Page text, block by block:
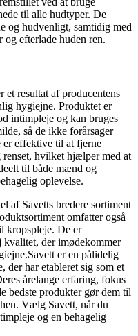
til alle hudtyper. De
og hudvenligt, samtidig med
efterlade huden ren.
et resultat af producentens
hygiejne. Produktet er
intimpleje og kan bruges
så de ikke forårsager
er effektive til at fjerne
renset, hvilket hjælper med at
til både mænd og
oplevelse.
af Savetts bredere sortiment
omfatter også
kropspleje. De er
kvalitet, der imødekommer
er en pålidelig
der har etableret sig som et
årelange erfaring, fokus
bedste produkter gør dem til
Vælg Savett, når du
og en behagelig